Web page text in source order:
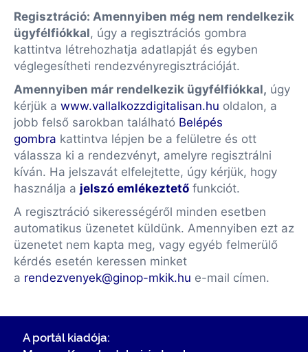
Regisztráció: Amennyiben még nem rendelkezik
ügyfélfiókkal, úgy a regisztrációs gombra
kattintva létrehozhatja adatlapját és egyben
véglegesítheti rendezvényregisztrációját.
Amennyiben már rendelkezik ügyfélfiókkal, úgy
kérjük a www.vallalkozzdigitalisan.hu oldalon, a
jobb felső sarokban található Belépés
gombra kattintva lépjen be a felületre és ott
válassza ki a rendezvényt, amelyre regisztrálni
kíván. Ha jelszavát elfelejtette, úgy kérjük, hogy
használja a jelszó emlékeztető funkciót.
A regisztráció sikerességéről minden esetben
automatikus üzenetet küldünk. Amennyiben ezt az
üzenetet nem kapta meg, vagy egyéb felmerülő
kérdés esetén keressen minket
a rendezvenyek@ginop-mkik.hu e-mail címen.
A portál kiadója: